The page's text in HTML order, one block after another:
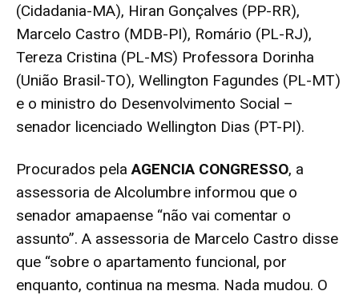
(Cidadania-MA), Hiran Gonçalves (PP-RR),
Marcelo Castro (MDB-PI), Romário (PL-RJ),
Tereza Cristina (PL-MS) Professora Dorinha
(União Brasil-TO), Wellington Fagundes (PL-MT)
e o ministro do Desenvolvimento Social –
senador licenciado Wellington Dias (PT-PI).
Procurados pelaAGENCIA CONGRESSO, a
assessoria de Alcolumbre informou que o
senador amapaense “não vai comentar o
assunto”. A assessoria de Marcelo Castro disse
que “sobre o apartamento funcional, por
enquanto, continua na mesma. Nada mudou. O